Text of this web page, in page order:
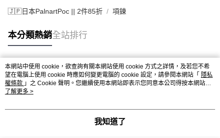
🇯🇵日本PalnartPoc || 2件85折 項鍊
本分類熱銷全站排行
熱門標籤
本網站中使用 cookie，欲查詢有關本網站使用 cookie 方式之詳情，及若您不希
望在電腦上使用 cookie 時應如何變更電腦的 cookie 設定，請參閱本網站「 隱私
權條款 」之 Cookie 聲明。您繼續使用本網站即表示您同意本公司得按本網站使
用條款之 Cookie 聲明使用 cookie。
了解更多 >
我知道了